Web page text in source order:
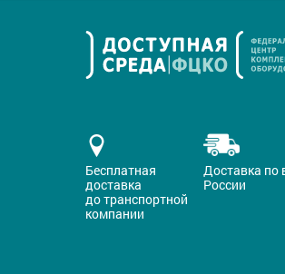
Бесплатная
доставка
до транспортной
компании
Доставка по
России